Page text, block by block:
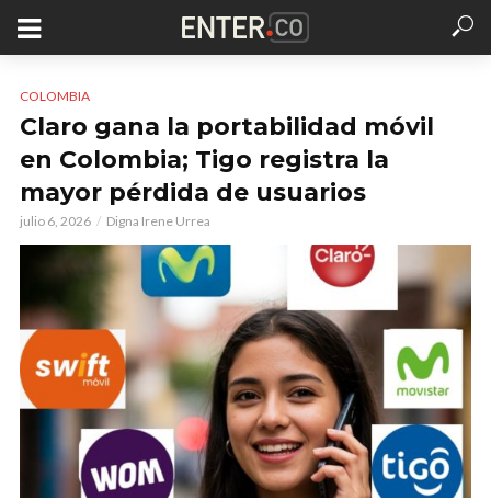
COLOMBIA
Claro gana la portabilidad móvil
en Colombia; Tigo registra la
mayor pérdida de usuarios
julio 6, 2026 Digna Irene Urrea